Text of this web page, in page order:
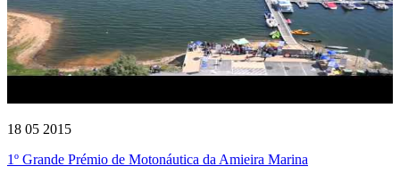
18 05 2015
1º Grande Prémio de Motonáutica da Amieira Marina